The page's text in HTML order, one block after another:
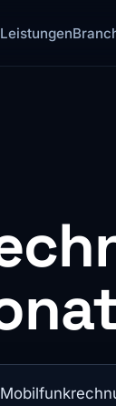
Leistungen